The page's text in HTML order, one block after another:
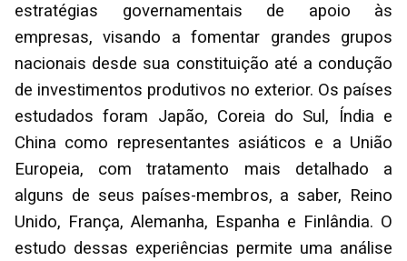
estratégias governamentais de apoio às
empresas, visando a fomentar grandes grupos
nacionais desde sua constituição até a condução
de investimentos produtivos no exterior. Os países
estudados foram Japão, Coreia do Sul, Índia e
China como representantes asiáticos e a União
Europeia, com tratamento mais detalhado a
alguns de seus países-membros, a saber, Reino
Unido, França, Alemanha, Espanha e Finlândia. O
estudo dessas experiências permite uma análise